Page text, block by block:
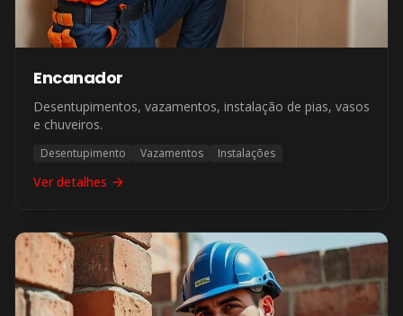
Encanador
Desentupimentos, vazamentos, instalação de pias, vasos
e chuveiros.
Desentupimento Vazamentos Instalações
Ver detalhes